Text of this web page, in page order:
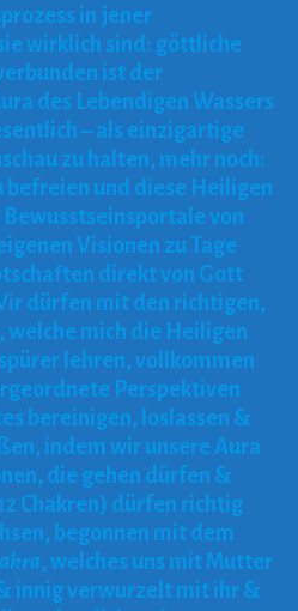
in jener
wirklich sind: göttliche
ist der
des Lebendigen Wassers
– als einzigartige
zu halten, mehr noch:
befreien und diese Heiligen
von
Visionen zu Tage
direkt von Gott
dürfen mit den richtigen,
mich die Heiligen
lehren, vollkommen
Perspektiven
bereinigen, loslassen &
indem wir unsere Aura
die gehen dürfen &
Chakren) dürfen richtig
begonnen mit dem
, welches uns mit Mutter
innig verwurzelt mit ihr &